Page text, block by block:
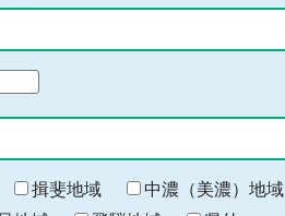
揖斐地域 中濃（美濃）地域